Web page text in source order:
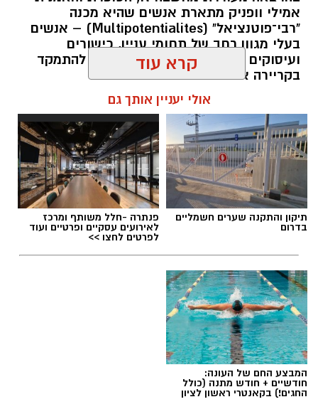
אמילי וופניק מתארת אנשים שהיא מכנה
"רבי־פוטנציאל" (Multipotentialites) – אנשים
בעלי מגוון רחב של תחומי עניין, כישורים
ועיסוקים שונים לאורך חייהם, במקום להתמקד
בקריירה אחת בלבד.
האם גם אתם כאלה?
אלדה נתנאל / 09:20 07.08.26
קרא עוד
אולי יעניין אותך גם
תיקון והתקנה שערים חשמליים
בדרום
פנתרה -חלל משותף ומרכז
לאירועים עסקיים ופרטיים ועוד
לפרטים לחצו >>
המבצע החם של העונה:
חודשיים + חודש מתנה (כולל
החגים!) בקאנטרי ראשון לציון